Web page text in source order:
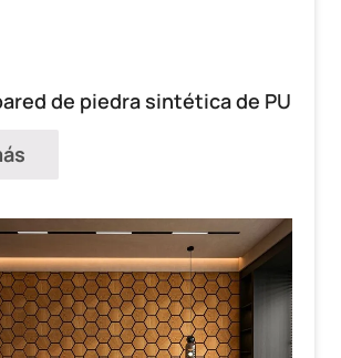
de piedra sintética de PU